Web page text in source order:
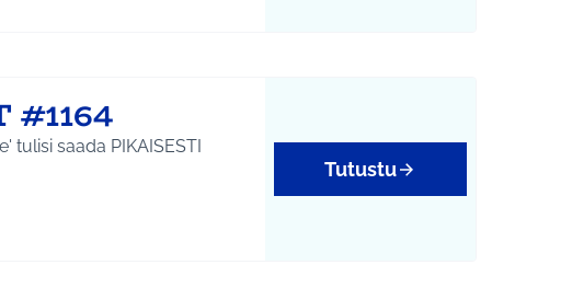
tulisi saada PIKAISESTI
ja tapahtumat
Tutustu